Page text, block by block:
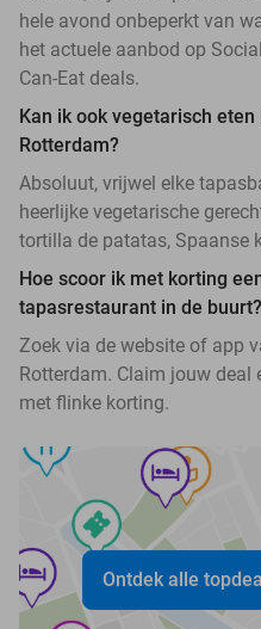
hele avond onbeperkt van
het actuele aanbod op
Can-Eat deals.
Kan ik ook vegetarisch
Rotterdam?
Absoluut, vrijwel elke
heerlijke vegetarische
tortilla de patatas, Spaanse
Hoe scoor ik met korting
tapasrestaurant in de buurt?
Zoek via de website of app
Rotterdam. Claim jouw deal
met flinke korting.
Ontdek alle